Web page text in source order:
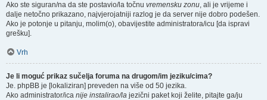
Ako ste siguran/na da ste postavio/la točnu vremensku zonu, ali je vrijeme i
dalje netočno prikazano, najvjerojatniji razlog je da server nije dobro podešen.
Ako je potonje u pitanju, molim(o), obavijestite administratora/icu [da ispravi
grešku].
Vrh
Je li moguć prikaz sučelja foruma na drugom/im jeziku/cima?
Je. phpBB je [lokaliziran] preveden na više od 50 jezika.
Ako administrator/ica nije instalirao/la jezični paket koji želite, pitajte ga/ju